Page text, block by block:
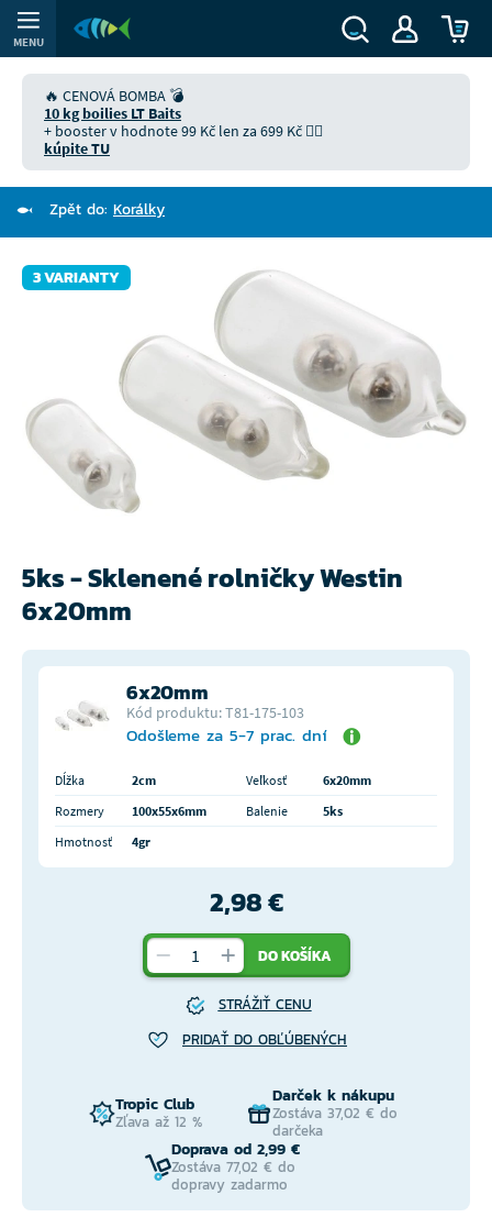
MENU
🔥 CENOVÁ BOMBA 💣
10 kg boilies LT Baits
+ booster v hodnote 99 Kč len za 699 Kč 👉🏻
kúpite TU
Zpět do: Korálky
3 VARIANTY
5ks - Sklenené rolničky Westin
6x20mm
6x20mm
Kód produktu: T81-175-103
Odošleme za 5-7 prac. dní
Dĺžka 2cm Veľkosť
6x20mm
Rozmery
100x55x6mm Balenie
5ks
Hmotnosť
4gr
2,98 €
DO KOŠÍKA
STRÁŽIŤ CENU
PRIDAŤ DO OBĽÚBENÝCH
Tropic Club
Zľava až 12 %
Darček k nákupu
Zostáva 37,02 € do
darčeka
Doprava od 2,99 €
Zostáva 77,02 € do
dopravy zadarmo